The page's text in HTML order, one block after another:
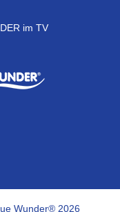
im TV
Wunder® 2026